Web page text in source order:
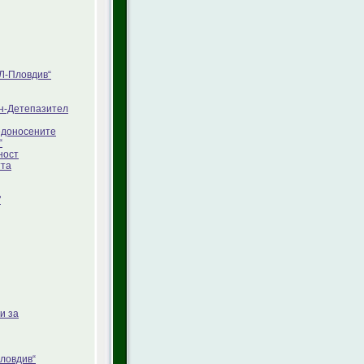
Пловдив“
Детепазител
за